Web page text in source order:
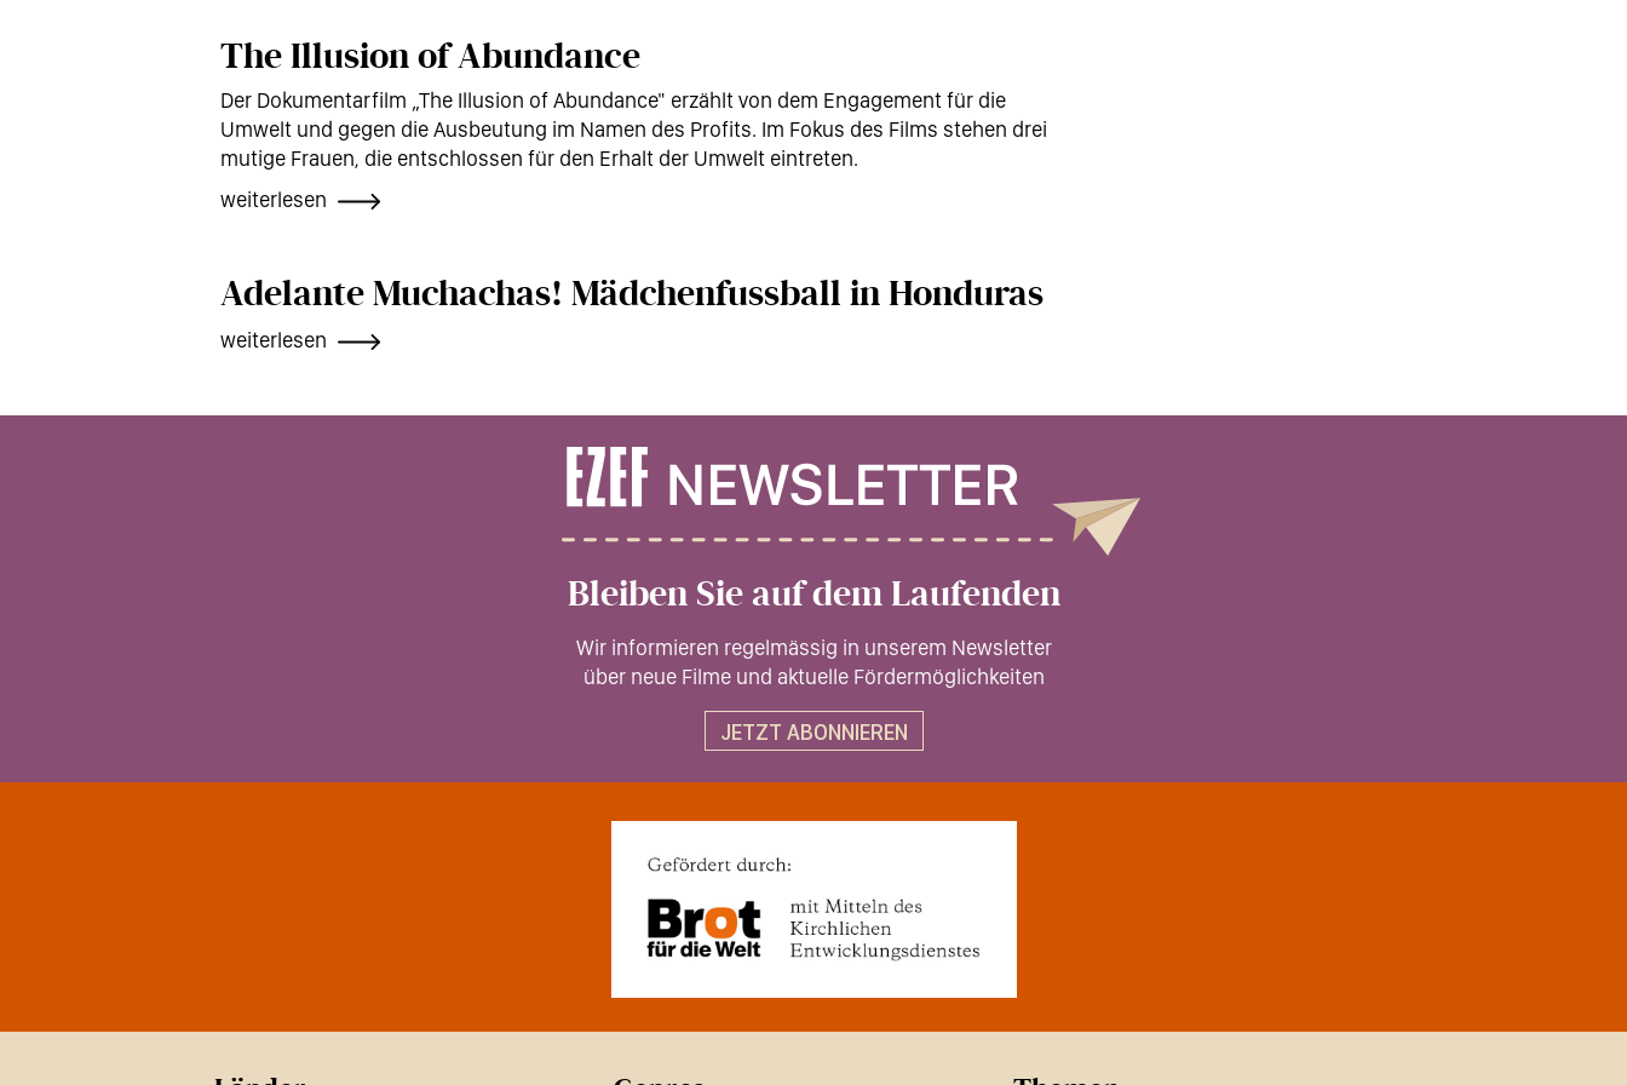
The Illusion of Abundance
Der Dokumentarfilm „The Illusion of Abundance" erzählt von dem Engagement für die
Umwelt und gegen die Ausbeutung im Namen des Profits. Im Fokus des Films stehen drei
mutige Frauen, die entschlossen für den Erhalt der Umwelt eintreten.
weiterlesen
Adelante Muchachas! Mädchenfussball in Honduras
weiterlesen
Bleiben Sie auf dem Laufenden
Wir informieren regelmässig in unserem Newsletter
über neue Filme und aktuelle Fördermöglichkeiten
JETZT ABONNIEREN